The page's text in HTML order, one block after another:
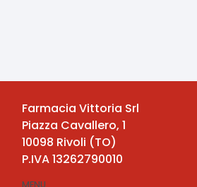
Farmacia Vittoria Srl
Piazza Cavallero, 1
10098 Rivoli (TO)
P.IVA13262790010
MENU